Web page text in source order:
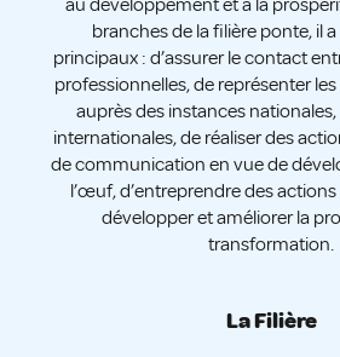
branches de la filière ponte, il
principaux : d’assurer le contact
professionnelles, de représenter
auprès des instances
internationales, de réaliser des
de communication en vue de
l’œuf, d’entreprendre des
développer et améliorer la
transformation.
La Filière